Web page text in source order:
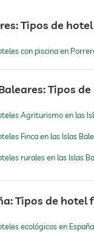
a las principales
Tipos de
con piscina en
Tipos
Agriturismo en las
Finca en las Islas
rurales en las Islas
Tipos de hotel
ecológicos en España